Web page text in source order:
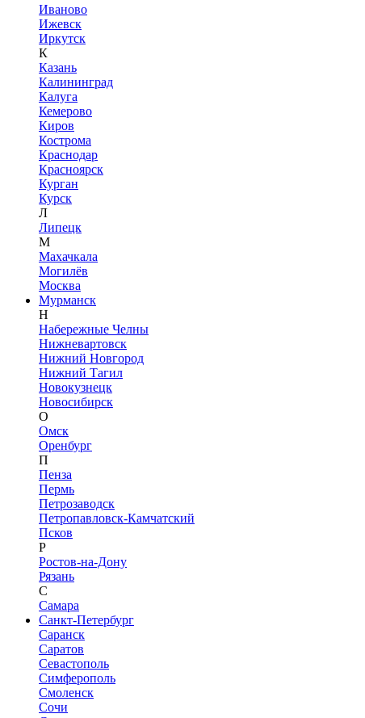
Иваново
Ижевск
Иркутск
К
Казань
Калининград
Калуга
Кемерово
Киров
Кострома
Краснодар
Красноярск
Курган
Курск
Л
Липецк
М
Махачкала
Могилёв
Москва
Мурманск
Н
Набережные Челны
Нижневартовск
Нижний Новгород
Нижний Тагил
Новокузнецк
Новосибирск
О
Омск
Оренбург
П
Пенза
Пермь
Петрозаводск
Петропавловск-Камчатский
Псков
Р
Ростов-на-Дону
Рязань
С
Самара
Санкт-Петербург
Саранск
Саратов
Севастополь
Симферополь
Смоленск
Сочи